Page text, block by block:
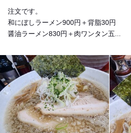
注文です。
和にぼしラーメン900円＋背脂30円
醤油ラーメン830円＋肉ワンタン五...